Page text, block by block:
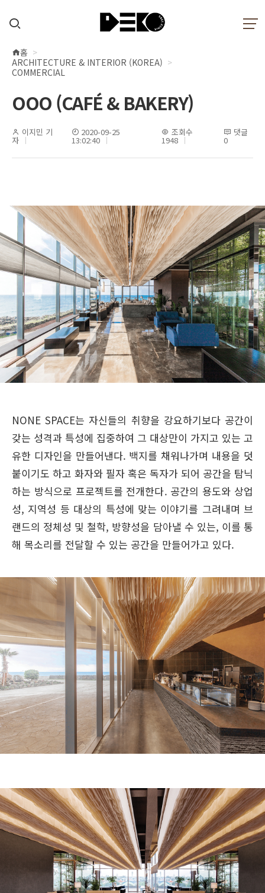
현
재
치
홈
ARCHITECTURE & INTERIOR (KOREA)
COMMERCIAL
OOO (CAFÉ & BAKERY)
이지민 기
자
2020-09-25
13:02:40
조회수
1948
댓글
0
NONE SPACE는 자신들의 취향을 강요하기보다 공간이
갖는 성격과 특성에 집중하여 그 대상만이 가지고 있는 고
유한 디자인을 만들어낸다. 백지를 채워나가며 내용을 덧
붙이기도 하고 화자와 필자 혹은 독자가 되어 공간을 탐닉
하는 방식으로 프로젝트를 전개한다. 공간의 용도와 상업
성, 지역성 등 대상의 특성에 맞는 이야기를 그려내며 브
랜드의 정체성 및 철학, 방향성을 담아낼 수 있는, 이를 통
해 목소리를 전달할 수 있는 공간을 만들어가고 있다.